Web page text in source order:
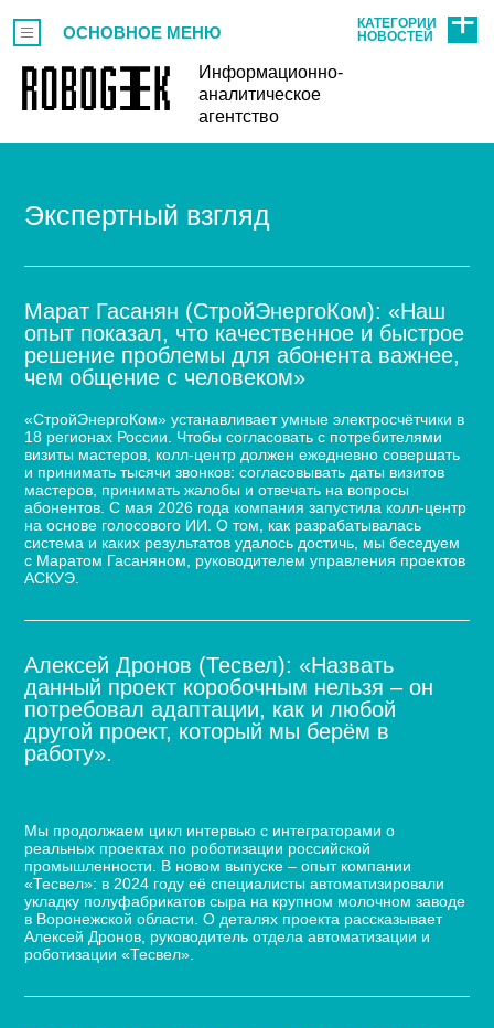
Информационно-
аналитическое
агентство
ОСНОВНОЕ МЕНЮ
КАТЕГОРИИ
НОВОСТЕЙ
Экспертный взгляд
Марат Гасанян (СтройЭнергоКом): «Наш
опыт показал, что качественное и быстрое
решение проблемы для абонента важнее,
чем общение с человеком»
«СтройЭнергоКом» устанавливает умные электросчётчики в
18 регионах России. Чтобы согласовать с потребителями
визиты мастеров, колл-центр должен ежедневно совершать
и принимать тысячи звонков: согласовывать даты визитов
мастеров, принимать жалобы и отвечать на вопросы
абонентов. С мая 2026 года компания запустила колл-центр
на основе голосового ИИ. О том, как разрабатывалась
система и каких результатов удалось достичь, мы беседуем
с Маратом Гасаняном, руководителем управления проектов
АСКУЭ.
Алексей Дронов (Тесвел): «Назвать
данный проект коробочным нельзя – он
потребовал адаптации, как и любой
другой проект, который мы берём в
работу».
Мы продолжаем цикл интервью с интеграторами о
реальных проектах по роботизации российской
промышленности. В новом выпуске – опыт компании
«Тесвел»: в 2024 году её специалисты автоматизировали
укладку полуфабрикатов сыра на крупном молочном заводе
в Воронежской области. О деталях проекта рассказывает
Алексей Дронов, руководитель отдела автоматизации и
роботизации «Тесвел».